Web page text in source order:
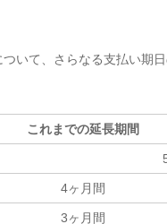
いて、さらなる支払い期
これまでの延長期間
4ヶ月間
3ヶ月間